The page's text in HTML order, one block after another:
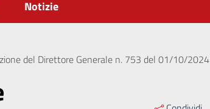
Notizie
del Direttore Generale n. 753 del 01/10/2024